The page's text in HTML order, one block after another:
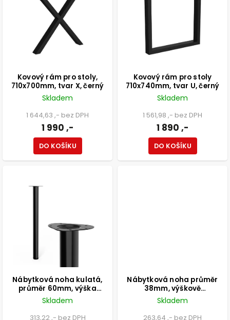
Kovový rám pro stoly,
710x700mm, tvar X, černý
Skladem
1 644,63 ,- bez DPH
1 990 ,-
DO KOŠÍKU
Kovový rám pro stoly
710x740mm, tvar U, černý
Skladem
1 561,98 ,- bez DPH
1 890 ,-
DO KOŠÍKU
Nábytková noha kulatá,
průměr 60mm, výška
800mm, černá
Skladem
313,22 ,- bez DPH
Nábytková noha průměr
38mm, výškově
nastavitelná 150-165mm,
250kg, broušený nikl
Skladem
263,64 ,- bez DPH